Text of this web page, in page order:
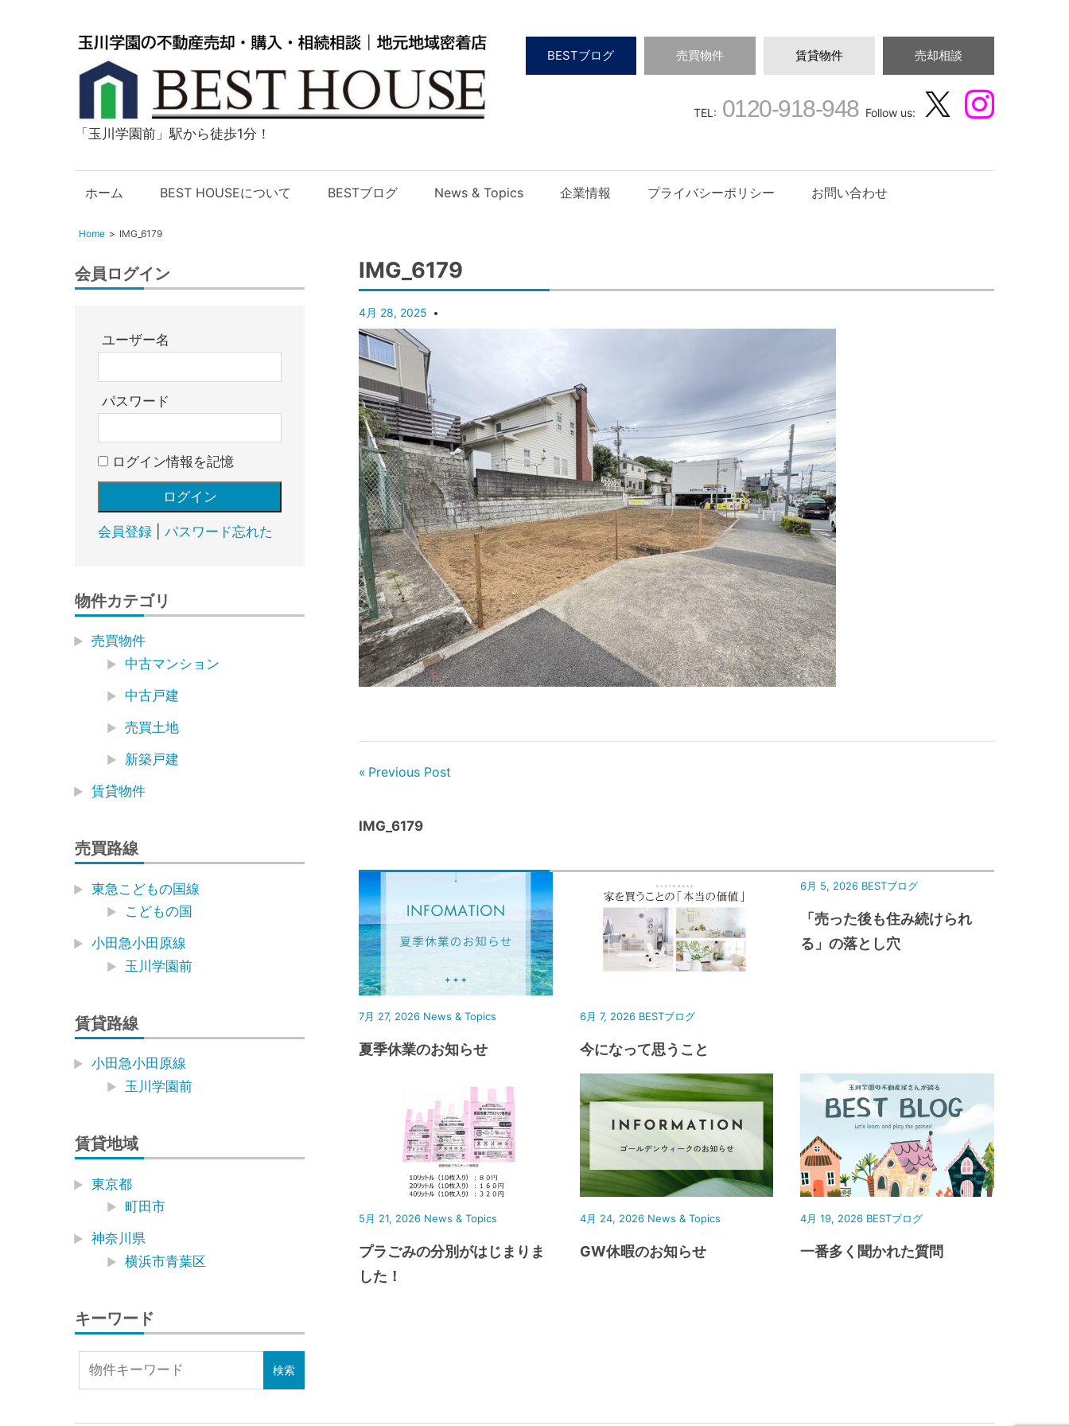
玉
学
の
動
産
入・
却・
BEST
HOUSE
「玉川学園前」駅から徒歩1分！
BESTブログ 売買物件 賃貸物件 売却相談
TEL: 0120-918-948Follow us:
ホーム BEST HOUSEについて BESTブログ News & Topics 企業情報 プライバシーポリシー お問い合わせ
Home IMG_6179
IMG_6179
4月 28, 2025
Previous Post
IMG_6179
7月 27, 2026 News & Topics
夏季休業のお知らせ
6月 7, 2026 BESTブログ
今になって思うこと
6月 5, 2026 BESTブログ
「売った後も住み続けられ
る」の落とし穴
5月 21, 2026 News & Topics
プラごみの分別がはじまりま
した！
4月 24, 2026 News & Topics
GW休暇のお知らせ
4月 19, 2026 BESTブログ
一番多く聞かれた質問
会員ログイン
ユーザー名
パスワード
ログイン情報を記憶
会員登録| パスワード忘れた
物件カテゴリ
売買物件
中古マンション
中古戸建
売買土地
新築戸建
賃貸物件
売買路線
東急こどもの国線
こどもの国
小田急小田原線
玉川学園前
賃貸路線
小田急小田原線
玉川学園前
賃貸地域
東京都
町田市
神奈川県
横浜市青葉区
キーワード